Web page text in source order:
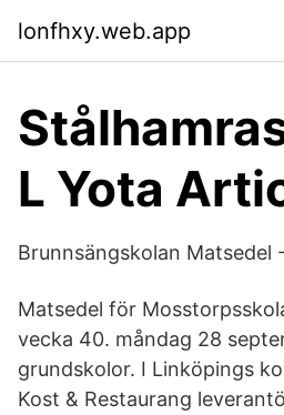
lonfhxy.web.app
L Yota
Brunnsängskolan Matsedel
Matsedel för
vecka 40. måndag 28
grundskolor. I Linköpings
Kost & Restaurang